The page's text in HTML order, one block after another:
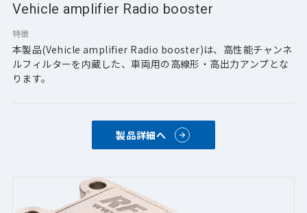
Vehicle amplifier Radio booster
特徴
本製品(Vehicle amplifier Radio booster)は、高性能チャンネ
ルフィルターを内蔵した、車両用の高線形・高出力アンプとな
ります。
製品詳細へ